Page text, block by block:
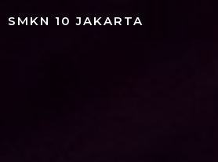
SMKN 10 JAKARTA